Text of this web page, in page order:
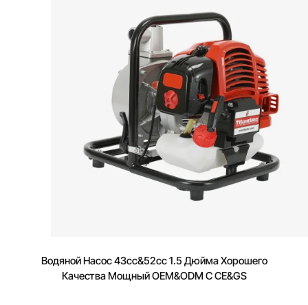
Водяной Насос 43cc&52cc 1.5 Дюйма Хорошего
Качества Мощный OEM&ODM С CE&GS